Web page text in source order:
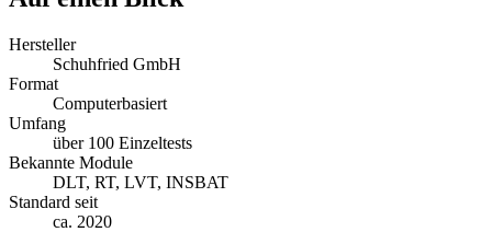
Hersteller
Schuhfried GmbH
Format
Computerbasiert
Umfang
über 100 Einzeltests
Bekannte Module
DLT, RT, LVT, INSBAT
Standard seit
ca. 2020